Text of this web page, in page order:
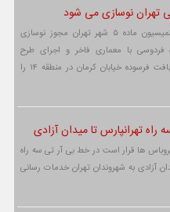
تهران نوسازی می شود
تهران رسانه | کمیسیون ماده ۵ شهر تهران مجوز نوسازی
فردوسی با معماری فاخر و اجرای طرح
موضعی اصلاح بافت فرسوده خیابان کرمان در منطقه ۱۴ را
راه تهرانپارس تا میدان آزادی
ها قرار است در خط بی آر تی سه راه
آزادی به شهروندان تهران خدمات رسانی